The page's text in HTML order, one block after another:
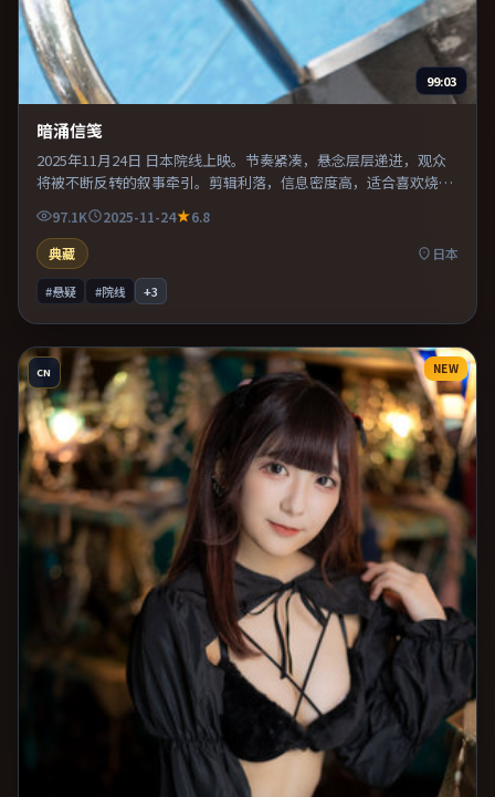
99:03
暗涌信笺
2025年11月24日 日本院线上映。节奏紧凑，悬念层层递进，观众
将被不断反转的叙事牵引。剪辑利落，信息密度高，适合喜欢烧脑
与推理的观众。既有类型片爽感，也保留作者表达，口碑潜力不
俗。
97.1K 2025-11-24
6.8
典藏
日本
#悬疑 #院线 +3
CN NEW